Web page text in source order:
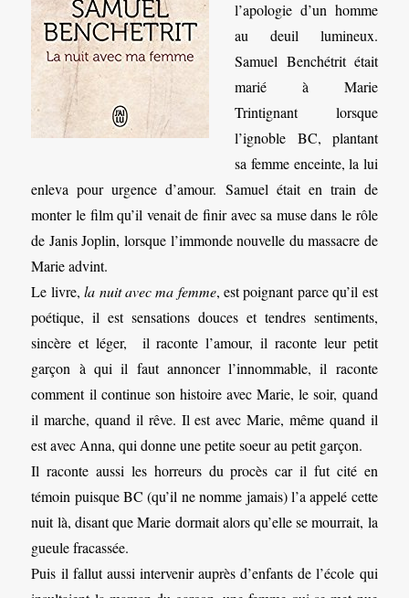
l’apologie d’un homme
au deuil lumineux.
Samuel Benchétrit était
marié à Marie
Trintignant lorsque
l’ignoble BC, plantant
sa femme enceinte, la lui
enleva pour urgence d’amour. Samuel était en train de
monter le film qu’il venait de finir avec sa muse dans le rôle
de Janis Joplin, lorsque l’immonde nouvelle du massacre de
Marie advint.
Le livre,la nuit avec ma femme, est poignant parce qu’il est
poétique, il est sensations douces et tendres sentiments,
sincère et léger, il raconte l’amour, il raconte leur petit
garçon à qui il faut annoncer l’innommable, il raconte
comment il continue son histoire avec Marie, le soir, quand
il marche, quand il rêve. Il est avec Marie, même quand il
est avec Anna, qui donne une petite soeur au petit garçon.
Il raconte aussi les horreurs du procès car il fut cité en
témoin puisque BC (qu’il ne nomme jamais) l’a appelé cette
nuit là, disant que Marie dormait alors qu’elle se mourrait, la
gueule fracassée.
Puis il fallut aussi intervenir auprès d’enfants de l’école qui